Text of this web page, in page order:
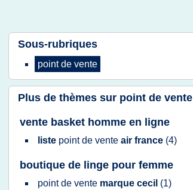
Sous-rubriques
pointde vente
Plus de thèmes sur point de vente
vente basket homme en ligne
liste pointde vente air france (4)
boutique de linge pour femme
pointde vente marque cecil (1)